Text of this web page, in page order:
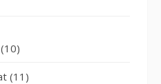
(10)
(11)